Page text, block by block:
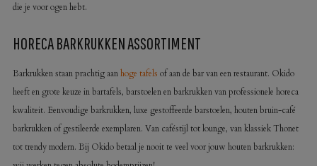
die je voor ogen hebt.
HORECA BARKRUKKEN ASSORTIMENT
Barkrukken staan prachtig aanhoge tafels of aan de bar van een restaurant. Okido
heeft en grote keuze in bartafels, barstoelen en barkrukken van professionele horeca
kwaliteit. Eenvoudige barkrukken, luxe gestoffeerde barstoelen, houten bruin-café
barkrukken of gestileerde exemplaren. Van caféstijl tot lounge, van klassiek Thonet
tot trendy modern. Bij Okido betaal je nooit te veel voor jouw houten barkrukken: